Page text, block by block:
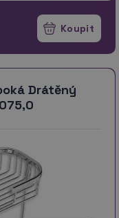
Drátěný